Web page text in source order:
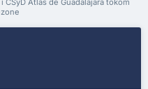
Atlas de Guadalajara tokom